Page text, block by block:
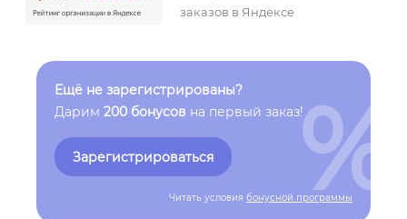
заказов в Яндексе
Ещё не зарегистрированы?
Дарим 200 бонусов на первый заказ!
Зарегистрироваться
Читать условия бонусной программы
%